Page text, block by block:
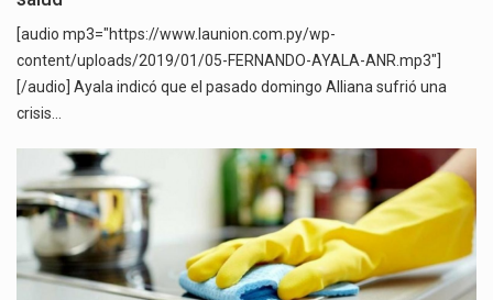
[audio mp3="https://www.launion.com.py/wp-
content/uploads/2019/01/05-FERNANDO-AYALA-ANR.mp3"]
[/audio] Ayala indicó que el pasado domingo Alliana sufrió una
crisis…